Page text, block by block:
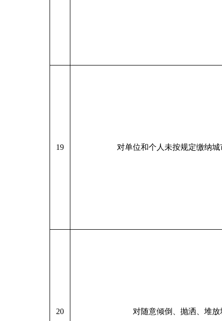
19 对单位和个人未按规定缴纳
20 对随意倾倒、抛洒、堆